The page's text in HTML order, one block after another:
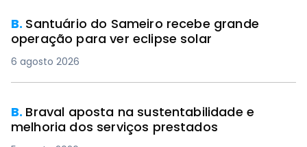
B. Santuário do Sameiro recebe grande
operação para ver eclipse solar
6 agosto 2026
B. Braval aposta na sustentabilidade e
melhoria dos serviços prestados